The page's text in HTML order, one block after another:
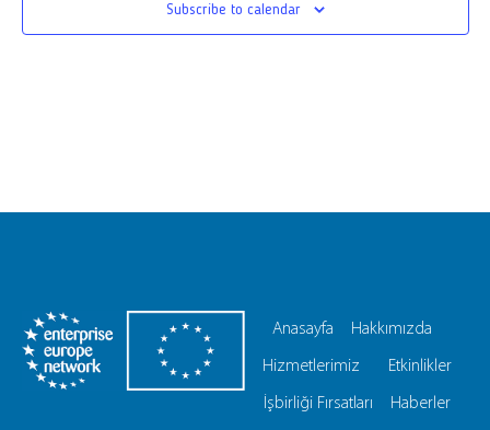
Subscribe to calendar
Anasayfa Hakkımızda
Hizmetlerimiz Etkinlikler
İşbirliği Fırsatları Haberler